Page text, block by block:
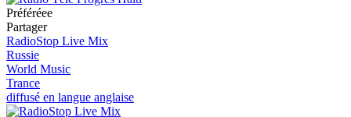
Préféréeе
Partager
RadioStop Live Mix
Russie
World Music
Trance
diffusé en langue anglaise